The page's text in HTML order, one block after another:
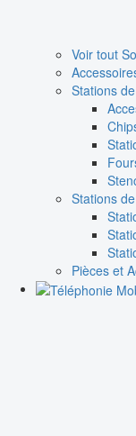
Voir tout
Stations
Stations
Pièces et